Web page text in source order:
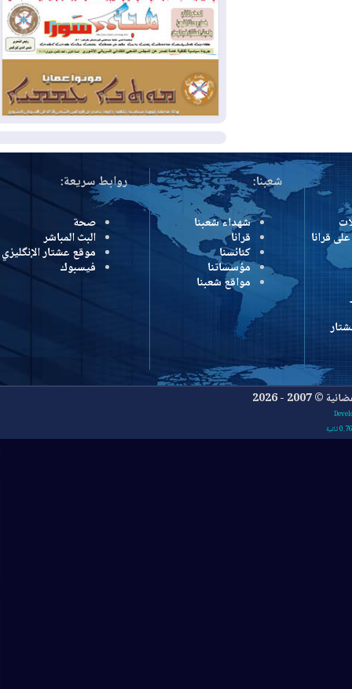
2026-07-31
50 درجة مئوية في 5
محافظات.. العراق على موعد مع موجة حر
السبت
2026-07-31
سبتة تهز أوروبا.. إيطاليا تهدد
بورقة شنغن وفرنسا تشدد الحدود
شعبنا:
شهداء شعبنا
قرانا
كنائسنا
مؤسساتنا
مواقع شعبنا
روابط سريعة:
صحة
البث المباشر
موقع عشتار الإنگليزي
فيسبوك
2026